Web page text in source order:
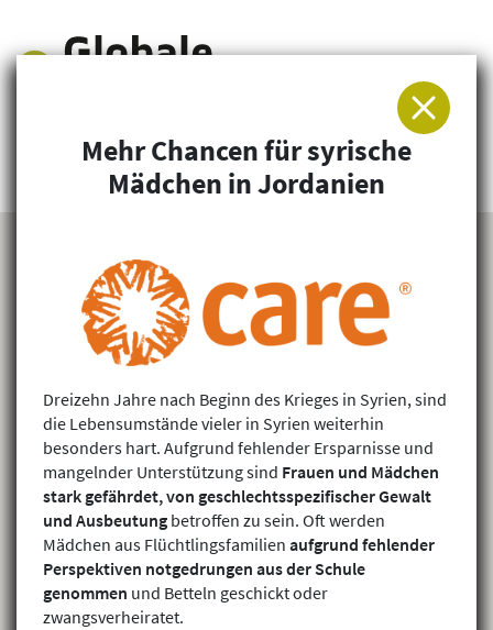
Arbeitsgemeinschaft für Entwicklung und
Humanitäre Hilfe
Mehr Chancen für syrische
Mädchen in Jordanien
Dreizehn Jahre nach Beginn des Krieges in Syrien, sind
die Lebensumstände vieler in Syrien weiterhin
besonders hart. Aufgrund fehlender Ersparnisse und
mangelnder Unterstützung sind Frauen und Mädchen
stark gefährdet, von geschlechtsspezifischer Gewalt
und Ausbeutung betroffen zu sein. Oft werden
Mädchen aus Flüchtlingsfamilien aufgrund fehlender
Perspektiven notgedrungen aus der Schule
genommen und Betteln geschickt oder
zwangsverheiratet.